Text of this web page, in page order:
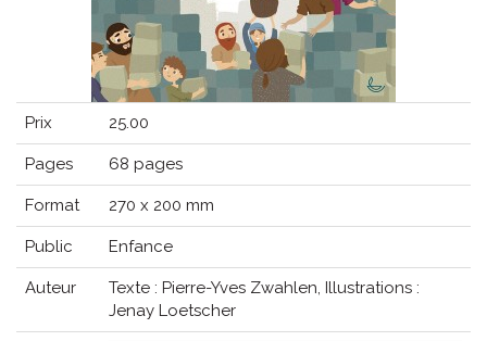
Prix 25.00
Pages 68 pages
Format 270 x 200 mm
Public Enfance
Auteur
Texte : Pierre-Yves Zwahlen, Illustrations :
Jenay Loetscher